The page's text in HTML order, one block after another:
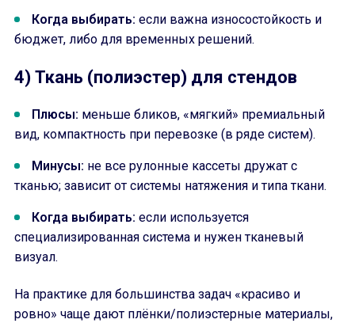
Когда выбирать: если важна износостойкость и
бюджет, либо для временных решений.
4) Ткань (полиэстер) для стендов
Плюсы: меньше бликов, «мягкий» премиальный
вид, компактность при перевозке (в ряде систем).
Минусы: не все рулонные кассеты дружат с
тканью; зависит от системы натяжения и типа ткани.
Когда выбирать: если используется
специализированная система и нужен тканевый
визуал.
На практике для большинства задач «красиво и
ровно» чаще дают плёнки/полиэстерные материалы,